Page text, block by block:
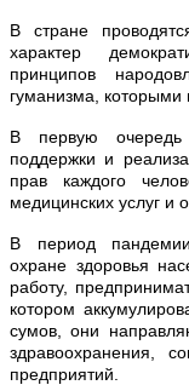
В стране
характер
принципов
гуманизма, которыми
В первую очередь
поддержки и
прав каждого
медицинских услуг и
В период
охране здоровья
работу,
котором
сумов, они
здравоохранения,
предприятий.